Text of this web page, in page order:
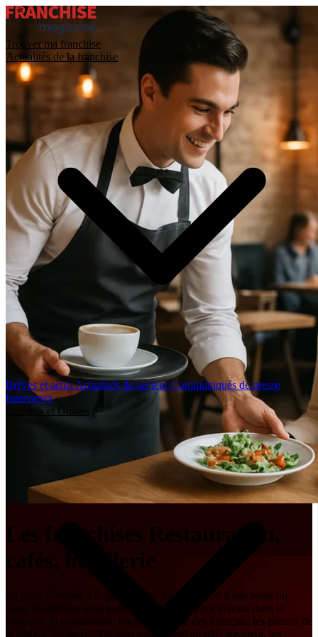
Trouver ma franchise
Actualités de la franchise
Brèves et actusActualités du secteurCommuniqués de presse
Interviews
Conseils et Guides
Les franchises Restauration,
cafés, hôtellerie
La place réservée à la gastronomie en France est à elle seule un
signe prometteur pour tous ceux qui souhaitent investir dans le
milieu de la restauration. Pour la majorité des Français, les plaisirs de
la table, c’est sacré ! Du plus traditionnel au plus novateur, les